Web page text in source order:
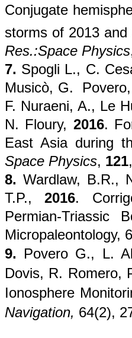
Conjugate
storms of 2013
Res.:Space Physics
7. Spogli L., C.
Musicò, G.
F. Nuraeni, A., Le
N. Floury, 2016.
East Asia during
Space Physics, 121
8. Wardlaw, B.R.,
T.P.,2016.
Permian-Triassic
Micropaleontology,
9. Povero G., L.
Dovis, R. Romero,
Ionosphere
Navigation, 64(2),